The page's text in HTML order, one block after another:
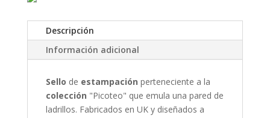
Descripción
Información adicional
Sello de estampación perteneciente a la
colección "Picoteo" que emula una pared de
ladrillos. Fabricados en UK y diseñados a